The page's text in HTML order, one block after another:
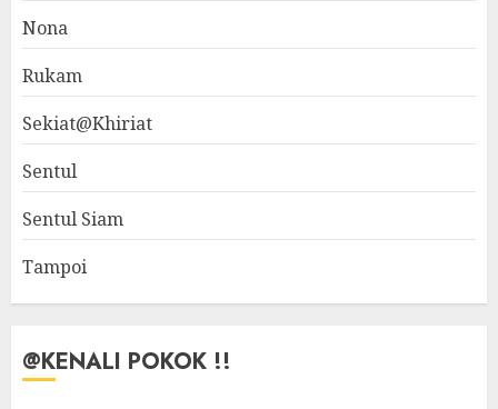
Nona
Rukam
Sekiat@Khiriat
Sentul
Sentul Siam
Tampoi
@KENALI POKOK !!